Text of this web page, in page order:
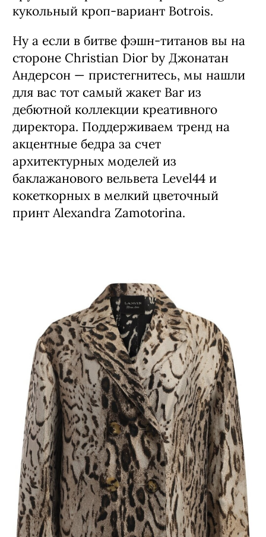
круглым вырезом Principe di Bologna и
кукольный кроп-вариант Botrois.
Ну а если в битве фэшн-титанов вы на
стороне Christian Dior by Джонатан
Андерсон — пристегнитесь, мы нашли
для вас тот самый жакет Bar из
дебютной коллекции креативного
директора. Поддерживаем тренд на
акцентные бедра за счет
архитектурных моделей из
баклажанового вельвета Level44 и
кокеткорных в мелкий цветочный